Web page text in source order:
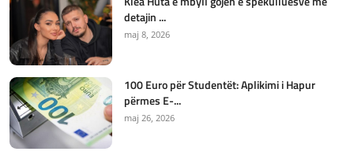
detajin ...
maj 8, 2026
100 Euro për Studentët: Aplikimi i Hapur
përmes E-...
maj 26, 2026